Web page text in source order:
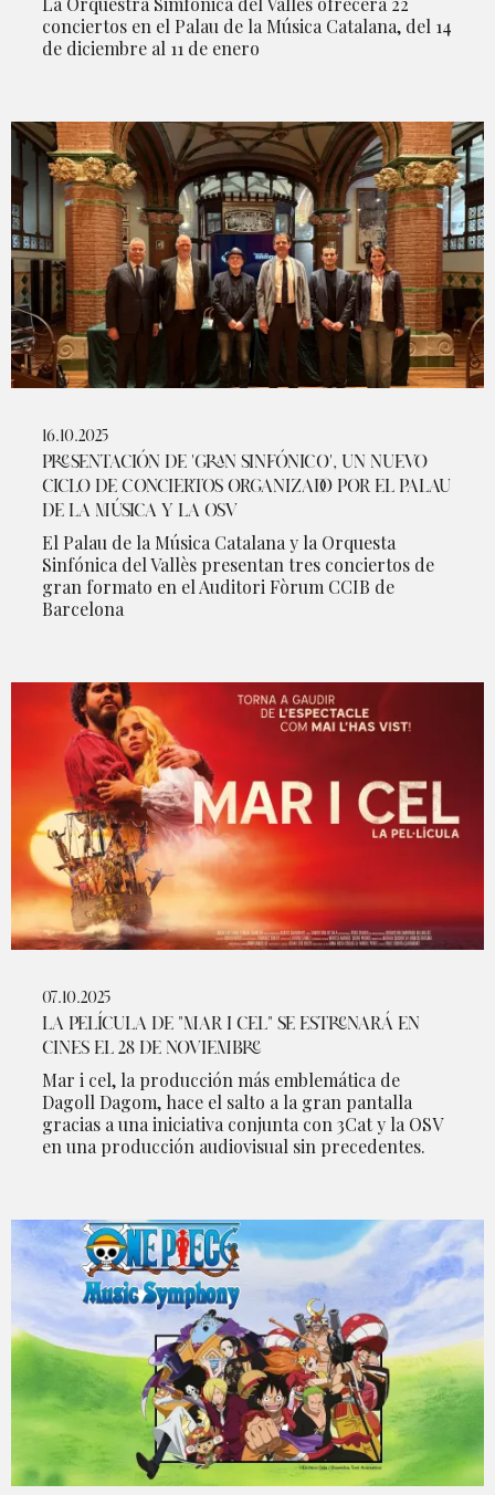
conciertos en el Palau de la Música Catalana, del 14
de diciembre al 11 de enero
16.10.2025
PRESENTACIÓN DE 'GRAN SINFÓNICO', UN NUEVO
CICLO DE CONCIERTOS ORGANIZADO POR EL PALAU
DE LA MÚSICA Y LA OSV
El Palau de la Música Catalana y la Orquesta
Sinfónica del Vallès presentan tres conciertos de
gran formato en el Auditori Fòrum CCIB de
Barcelona
07.10.2025
LA PELÍCULA DE "MAR I CEL" SE ESTRENARÁ EN
CINES EL 28 DE NOVIEMBRE
Mar i cel, la producción más emblemática de
Dagoll Dagom, hace el salto a la gran pantalla
gracias a una iniciativa conjunta con 3Cat y la OSV
en una producción audiovisual sin precedentes.